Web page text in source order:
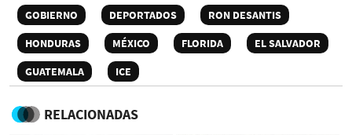
GOBIERNO
DEPORTADOS
RON DESANTIS
HONDURAS
MÉXICO FLORIDA
EL SALVADOR
GUATEMALA
ICE
RELACIONADAS